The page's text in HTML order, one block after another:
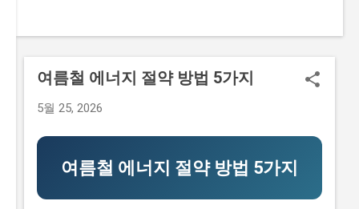
롭다는 생각이 많이 있습니다. 둘째, 지원금액이 많지 않
아 실질적인 도움이 되지 않을 것이라는 생각이 있습니다.
각이 있습니다. 하지만 이러한 생각은 모두입니다. 이 글
에서는 2026년 -브랜드 챌린지 참여기업 모집 연장 공고
를 신청할 수 있는 방법과 자격요건을 구체적으로 설명하
겠습니다. 또한, 지원금액과 실제 혜택에 대해서도 자세히
여름철 에너지 절약 방법 5가지
5월 25, 2026
여름철 에너지 절약 방법 5가지